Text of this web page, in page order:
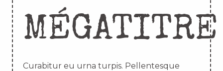
MÉGATITRE
Curabitur eu urna turpis. Pellentesque